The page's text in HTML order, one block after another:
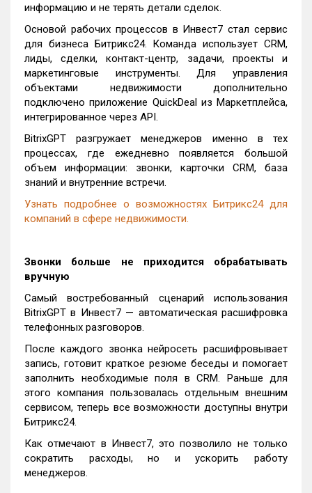
информацию и не терять детали сделок.
Основой рабочих процессов в Инвест7 стал сервис
для бизнеса Битрикс24. Команда использует CRM,
лиды, сделки, контакт-центр, задачи, проекты и
маркетинговые инструменты. Для управления
объектами недвижимости дополнительно
подключено приложение QuickDeal из Маркетплейса,
интегрированное через API.
BitrixGPT разгружает менеджеров именно в тех
процессах, где ежедневно появляется большой
объем информации: звонки, карточки CRM, база
знаний и внутренние встречи.
Узнать подробнее о возможностях Битрикс24 для
компаний в сфере недвижимости.
Звонки больше не приходится обрабатывать
вручную
Самый востребованный сценарий использования
BitrixGPT в Инвест7 — автоматическая расшифровка
телефонных разговоров.
После каждого звонка нейросеть расшифровывает
запись, готовит краткое резюме беседы и помогает
заполнить необходимые поля в CRM. Раньше для
этого компания пользовалась отдельным внешним
сервисом, теперь все возможности доступны внутри
Битрикс24.
Как отмечают в Инвест7, это позволило не только
сократить расходы, но и ускорить работу
менеджеров.